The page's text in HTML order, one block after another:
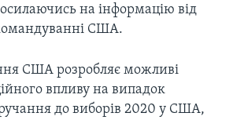
на інформацію від
США.
США розробляє можливі
впливу на випадок
до виборів 2020 у США,